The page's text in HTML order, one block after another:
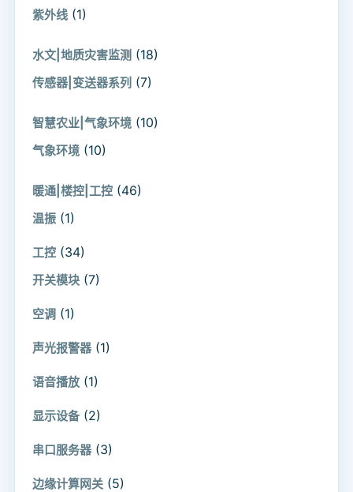
紫外线 (1)
水文|地质灾害监测 (18)
传感器|变送器系列 (7)
智慧农业|气象环境 (10)
气象环境 (10)
暖通|楼控|工控 (46)
温振 (1)
工控 (34)
开关模块 (7)
空调 (1)
声光报警器 (1)
语音播放 (1)
显示设备 (2)
串口服务器 (3)
边缘计算网关 (5)